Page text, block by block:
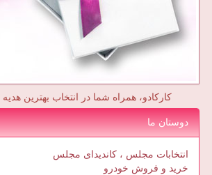
کارکادو، همراه شما در انتخاب بهترین هدیه
دوستان ما
انتخابات مجلس ، کاندیدای مجلس
خرید و فروش خودرو